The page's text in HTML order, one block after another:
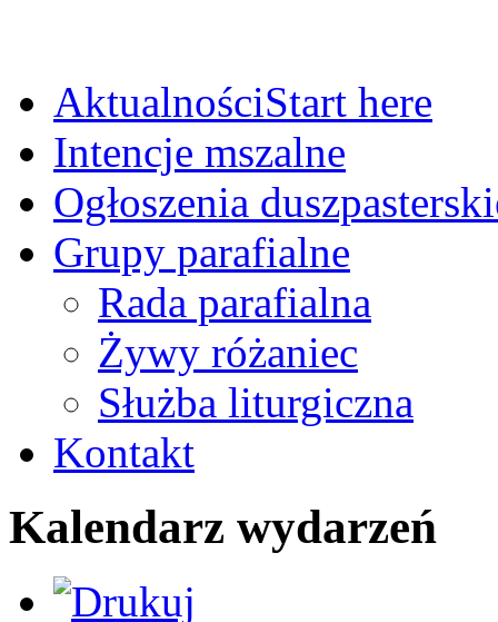
AktualnościStart here
Intencje mszalne
Ogłoszenia
Grupy parafialne
Rada parafialna
Żywy różaniec
Służba liturgiczna
Kontakt
Kalendarz wydarzeń